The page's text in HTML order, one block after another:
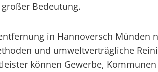
Bedeutung.
in Hannoversch
und umweltverträgliche
können Gewerbe,